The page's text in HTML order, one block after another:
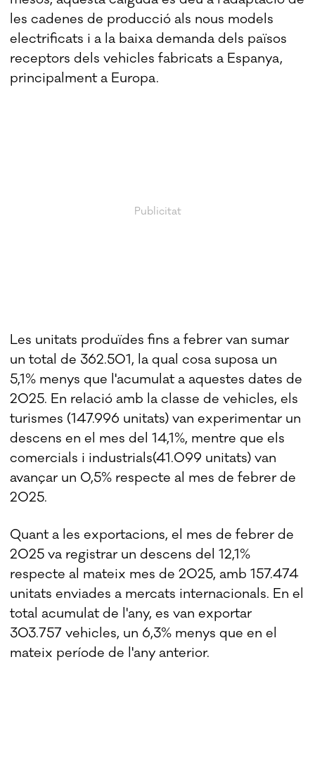
les cadenes de producció als nous models
electrificats i a la baixa demanda dels països
receptors dels vehicles fabricats a Espanya,
principalment a Europa.
Les unitats produïdes fins a febrer van sumar
un total de 362.501, la qual cosa suposa un
5,1% menys que l'acumulat a aquestes dates de
2025. En relació amb la classe de vehicles, els
turismes (147.996 unitats) van experimentar un
descens en el mes del 14,1%, mentre que els
comercials i industrials(41.099 unitats) van
avançar un 0,5% respecte al mes de febrer de
2025.
Quant a les exportacions, el mes de febrer de
2025 va registrar un descens del 12,1%
respecte al mateix mes de 2025, amb 157.474
unitats enviades a mercats internacionals. En el
total acumulat de l'any, es van exportar
303.757 vehicles, un 6,3% menys que en el
mateix període de l'any anterior.